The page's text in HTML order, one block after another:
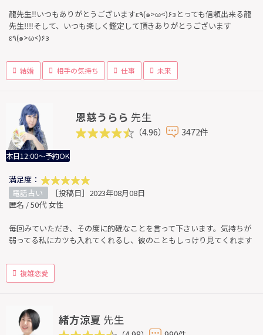
龍先生‼️いつもありがとうございますε٩(๑>ω<)۶зとっても信頼出来る龍
先生‼️‼️そして、いつも楽しく鑑定して頂きありがとうございます
ε٩(๑>ω<)۶з
結婚 相手の気持ち 仕事 未来
本日12:00～予約OK
恩慈うらら 先生
（4.96） 3472件
満足度：
電話占い
［投稿日］2023年08月08日
匿名 / 50代 女性
毎回みていただき、その度に的確なことを言って下さいます。気持ちが
弱ってる私にカツも入れてくれるし、彼のこともしっけり見てくれます
複雑恋愛
緒方涼夏 先生